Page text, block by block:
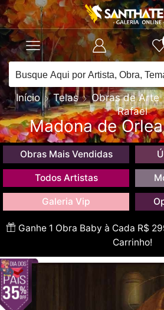
Início Telas Obras de Arte
Rafael
Madona de
Obras Mais Vendidas
Todos Artistas
Galeria Vip
Ganhe 1 Obra Baby à Cada R$
Carrinho!